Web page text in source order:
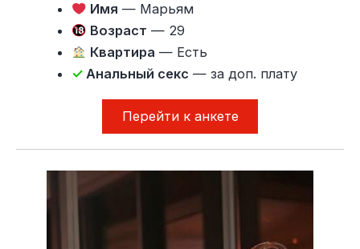
Имя — Марьям
Возраст — 29
Квартира — Есть
✓ Анальный секс — за доп. плату
Перейти к анкете